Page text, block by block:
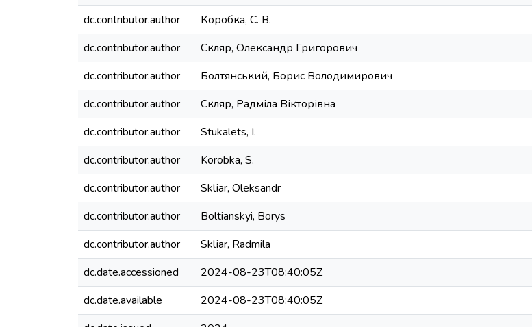
dc.contributor.author
Коробка, С. В.
dc.contributor.author
Скляр, Олександр Григорович
dc.contributor.author
Болтянський, Борис Володимирович
dc.contributor.author
Скляр, Радміла Вікторівна
dc.contributor.author
Stukalets, I.
dc.contributor.author
Korobka, S.
dc.contributor.author
Sklіar, Oleksandr
dc.contributor.author
Boltianskyi, Borys
dc.contributor.author
Sklіar, Radmila
dc.date.accessioned
2024-08-23T08:40:05Z
dc.date.available
2024-08-23T08:40:05Z